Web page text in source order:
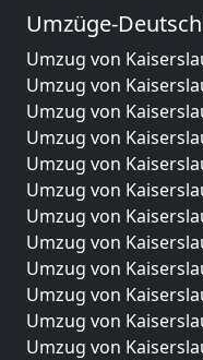
Umzüge-
Umzug von
Umzug von
Umzug von
Umzug von
Umzug von
Umzug von
Umzug von
Umzug von
Umzug von
Umzug von
Umzug von
Umzug von